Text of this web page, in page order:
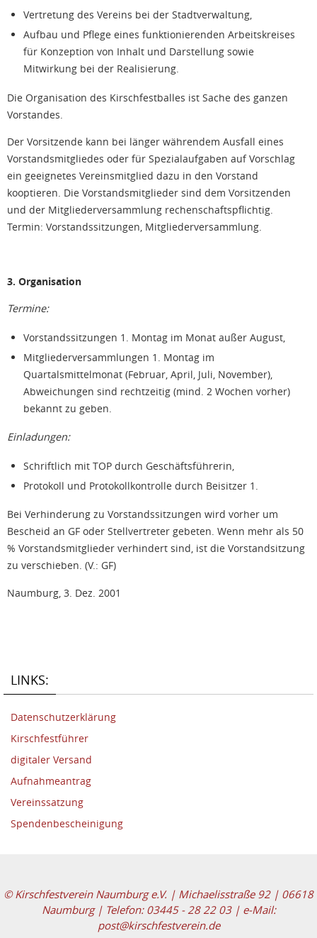
Vertretung des Vereins bei der Stadtverwaltung,
Aufbau und Pflege eines funktionierenden Arbeitskreises
für Konzeption von Inhalt und Darstellung sowie
Mitwirkung bei der Realisierung.
Die Organisation des Kirschfestballes ist Sache des ganzen
Vorstandes.
Der Vorsitzende kann bei länger währendem Ausfall eines
Vorstandsmitgliedes oder für Spezialaufgaben auf Vorschlag
ein geeignetes Vereinsmitglied dazu in den Vorstand
kooptieren. Die Vorstandsmitglieder sind dem Vorsitzenden
und der Mitgliederversammlung rechenschaftspflichtig.
Termin: Vorstandssitzungen, Mitgliederversammlung.
3. Organisation
Termine:
Vorstandssitzungen 1. Montag im Monat außer August,
Mitgliederversammlungen 1. Montag im
Quartalsmittelmonat (Februar, April, Juli, November),
Abweichungen sind rechtzeitig (mind. 2 Wochen vorher)
bekannt zu geben.
Einladungen:
Schriftlich mit TOP durch Geschäftsführerin,
Protokoll und Protokollkontrolle durch Beisitzer 1.
Bei Verhinderung zu Vorstandssitzungen wird vorher um
Bescheid an GF oder Stellvertreter gebeten. Wenn mehr als 50
% Vorstandsmitglieder verhindert sind, ist die Vorstandsitzung
zu verschieben. (V.: GF)
Naumburg, 3. Dez. 2001
LINKS:
Datenschutzerklärung
Kirschfestführer
digitaler Versand
Aufnahmeantrag
Vereinssatzung
Spendenbescheinigung
© Kirschfestverein Naumburg e.V. | Michaelisstraße 92 | 06618
Naumburg | Telefon: 03445 - 28 22 03 | e-Mail:
post@kirschfestverein.de